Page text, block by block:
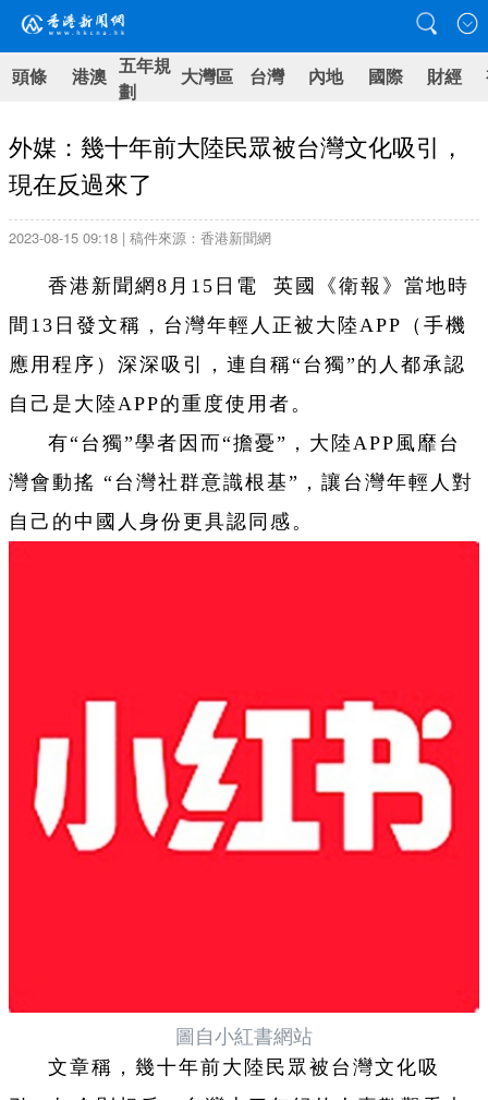
頭條 港澳 五年規
劃
大灣區 台灣 內地 國際 財經
外媒：幾十年前大陸民眾被台灣文化吸引，
現在反過來了
2023-08-15 09:18 | 稿件來源：香港新聞網
香港新聞網8月15日電 英國《衛報》當地時
間13日發文稱，台灣年輕人正被大陸APP（手機
應用程序）深深吸引，連自稱“台獨”的人都承認
自己是大陸APP的重度使用者。
有“台獨”學者因而“擔憂”，大陸APP風靡台
灣會動搖 “台灣社群意識根基”，讓台灣年輕人對
自己的中國人身份更具認同感。
圖自小紅書網站
文章稱，幾十年前大陸民眾被台灣文化吸